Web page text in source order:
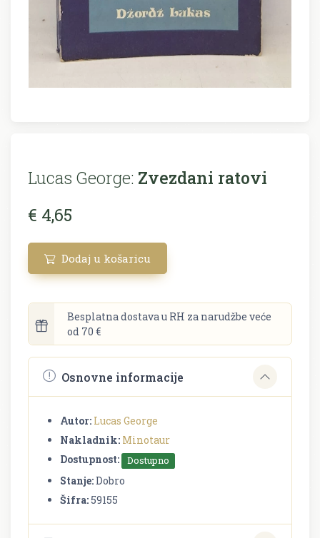
Lucas George: Zvezdani ratovi
€ 4,65
Dodaj u košaricu
Besplatna dostava u RH za narudžbe veće
od 70 €
Osnovne informacije
Autor: Lucas George
Nakladnik: Minotaur
Dostupnost:
Dostupno
Stanje:Dobro
Šifra:59155